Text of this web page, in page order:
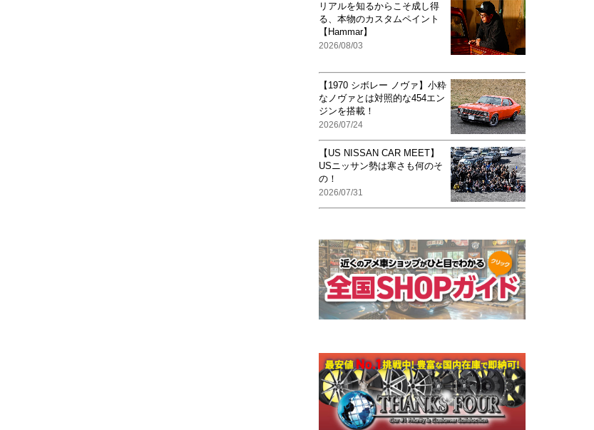
リアルを知るからこそ成し得
る、本物のカスタムペイント
【Hammar】
2026/08/03
【1970 シボレー ノヴァ】小粋
なノヴァとは対照的な454エン
ジンを搭載！
2026/07/24
【US NISSAN CAR MEET】
USニッサン勢は寒さも何のそ
の！
2026/07/31